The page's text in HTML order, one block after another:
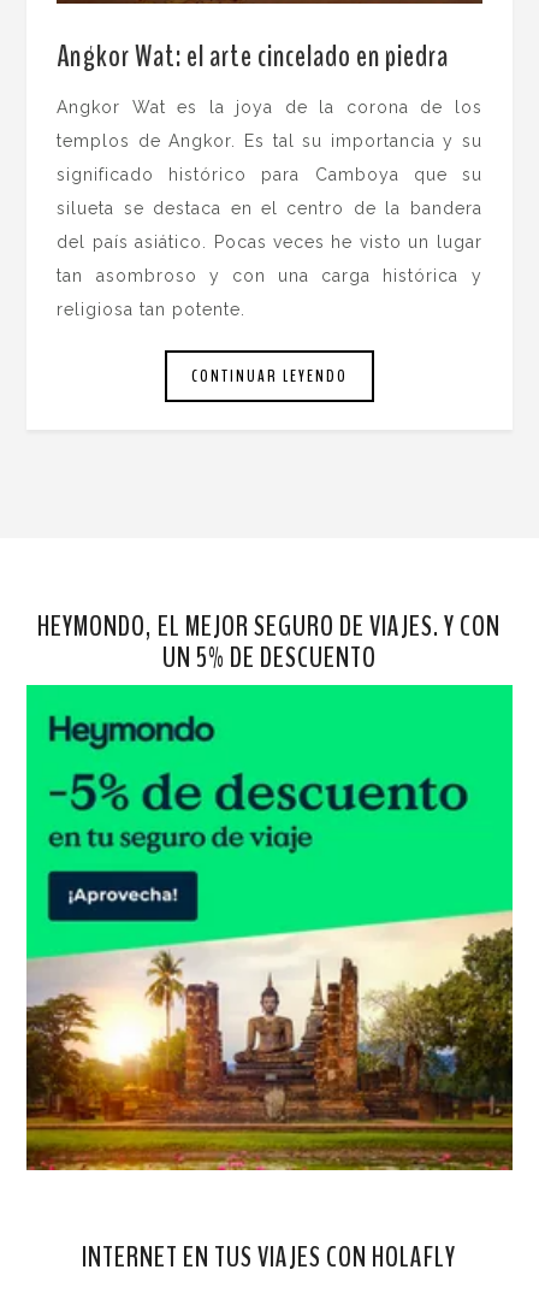
Angkor Wat: el arte cincelado en piedra
Angkor Wat es la joya de la corona de los
templos de Angkor. Es tal su importancia y su
significado histórico para Camboya que su
silueta se destaca en el centro de la bandera
del país asiático. Pocas veces he visto un lugar
tan asombroso y con una carga histórica y
religiosa tan potente.
CONTINUAR LEYENDO
HEYMONDO, EL MEJOR SEGURO DE VIAJES. Y CON
UN 5% DE DESCUENTO
INTERNET EN TUS VIAJES CON HOLAFLY